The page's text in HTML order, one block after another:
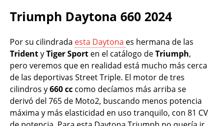
Triumph Daytona 660 2024
Por su cilindrada esta Daytona es hermana de las
TridentyTiger Sport en el catálogo deTriumph,
pero veremos que en realidad está mucho más cerca
de las deportivas Street Triple. El motor de tres
cilindros y660 cc como decíamos más arriba se
derivó del 765 de Moto2, buscando menos potencia
máxima y más elasticidad en uso tranquilo, con 81 CV